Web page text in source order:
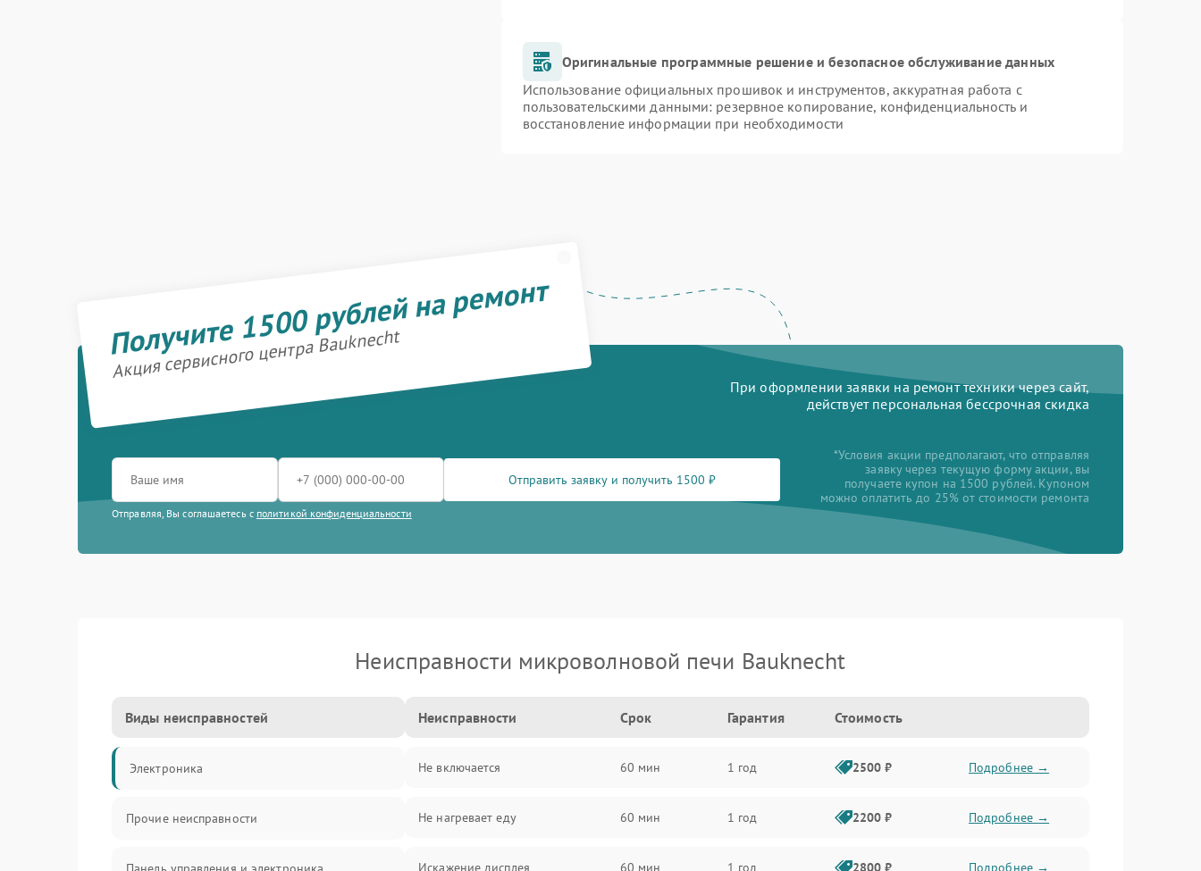
Оригинальные программные решение и безопасное обслуживание данных
Использование официальных прошивок и инструментов, аккуратная работа с
пользовательскими данными: резервное копирование, конфиденциальность и
восстановление информации при необходимости
Получите 1500 рублей на ремонт
Акция сервисного центра Bauknecht
При оформлении заявки на ремонт техники через сайт,
действует персональная бессрочная скидка
Отправить заявку и получить 1500 ₽
Отправляя, Вы соглашаетесь с политикой конфиденциальности
*Условия акции предполагают, что отправляя
заявку через текущую форму акции, вы
получаете купон на 1500 рублей. Купоном
можно оплатить до 25% от стоимости ремонта
Неисправности микроволновой печи Bauknecht
Виды неисправностей
Электроника
Прочие неисправности
Неисправности Срок Гарантия Стоимость
Не включается 60 мин 1 год 2500 ₽ Подробнее →
Не нагревает еду 60 мин 1 год 2200 ₽ Подробнее →
Искажение дисплея 60 мин 1 год 2800 ₽ Подробнее →